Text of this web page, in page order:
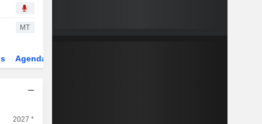
MT
Agenda
2027 *